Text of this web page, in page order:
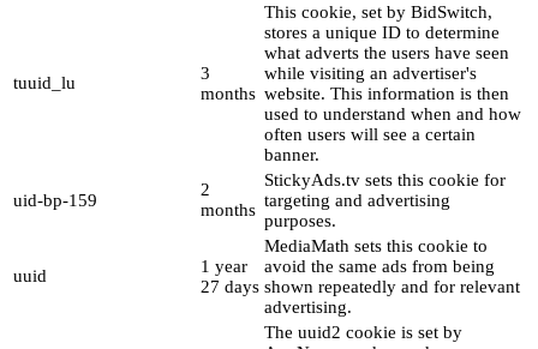
tuuid_lu
3
months
This cookie, set by BidSwitch,
stores a unique ID to determine
what adverts the users have seen
while visiting an advertiser's
website. This information is then
used to understand when and how
often users will see a certain
banner.
uid-bp-159
2
months
StickyAds.tv sets this cookie for
targeting and advertising
purposes.
uuid
1 year
27 days
MediaMath sets this cookie to
avoid the same ads from being
shown repeatedly and for relevant
advertising.
The uuid2 cookie is set by